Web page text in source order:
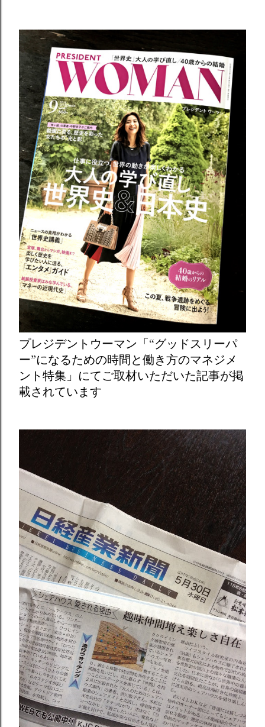
プレジデントウーマン「“グッドスリーパ
ー”になるための時間と働き方のマネジメ
ント特集」にてご取材いただいた記事が掲
載されています